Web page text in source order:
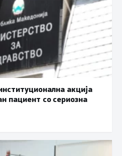
акција
пациент со сериозна